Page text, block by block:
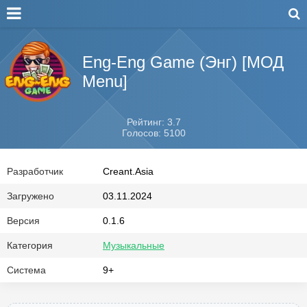
Eng-Eng Game (Энг) [МОД
Menu]
Рейтинг: 3.7
Голосов: 5100
Разработчик Creant.Asia
Загружено 03.11.2024
Версия 0.1.6
Категория Музыкальные
Система 9+